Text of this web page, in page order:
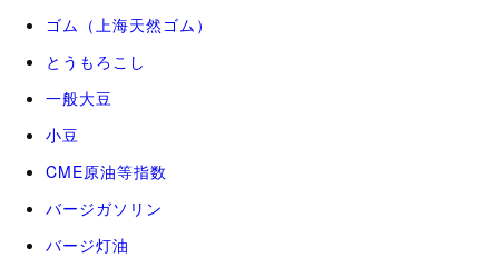
ゴム（上海天然ゴム）
とうもろこし
一般大豆
小豆
CME原油等指数
バージガソリン
バージ灯油